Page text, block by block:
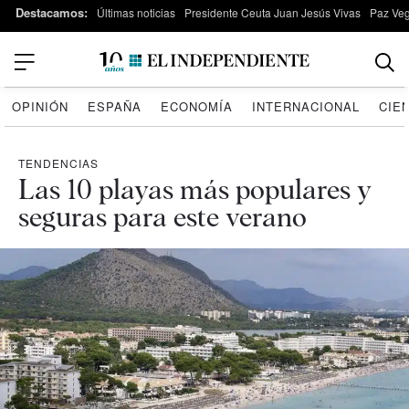
Destacamos: Últimas noticias Presidente Ceuta Juan Jesús Vivas Paz
OPINIÓN ESPAÑA ECONOMÍA INTERNACIONAL
TENDENCIAS
Las 10 playas más populares y
seguras para este verano